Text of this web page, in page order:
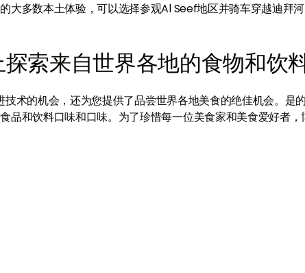
大多数本土体验，可以选择参观Al Seef地区并骑车穿越迪拜
索来自世界各地的食物和饮
术的机会，还为您提供了品尝世界各地美食的绝佳机会。是
品和饮料口味和口味。为了珍惜每一位美食家和美食爱好者，